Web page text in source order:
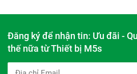
Đăng ký để nhận tin: Ưu đãi -
thế nữa từ Thiết bị M5s